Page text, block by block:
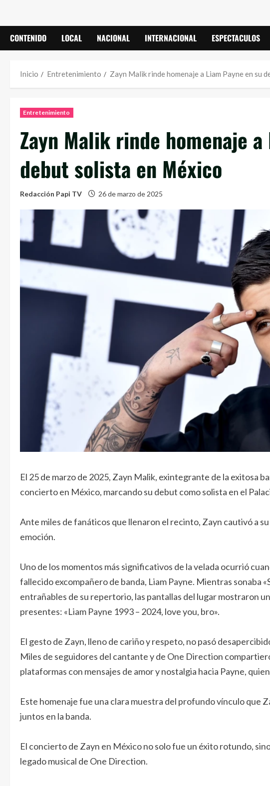
CONTENIDO LOCAL NACIONAL INTERNACIONAL ESPECTACULOS
Inicio Entretenimiento Zayn Malik rinde homenaje a Liam Payne en su
Entretenimiento
Zayn Malik rinde homenaje a
debut solista en México
Redacción Papi TV 26 de marzo de 2025
El 25 de marzo de 2025, Zayn Malik, exintegrante de la exitosa
concierto en México, marcando su debut como solista en el
Ante miles de fanáticos que llenaron el recinto, Zayn cautivó a
emoción.
Uno de los momentos más significativos de la velada ocurrió
fallecido excompañero de banda, Liam Payne. Mientras sonaba
entrañables de su repertorio, las pantallas del lugar mostraron
presentes: «Liam Payne 1993 – 2024, love you, bro».
El gesto de Zayn, lleno de cariño y respeto, no pasó
Miles de seguidores del cantante y de One Direction
plataformas con mensajes de amor y nostalgia hacia Payne,
Este homenaje fue una clara muestra del profundo vínculo que
juntos en la banda.
El concierto de Zayn en México no solo fue un éxito rotundo,
legado musical de One Direction.